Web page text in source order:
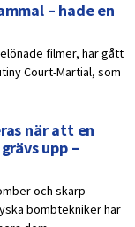
– hade en
filmer, har gått
Court-Martial, som
när att en
upp –
och skarp
bombtekniker har